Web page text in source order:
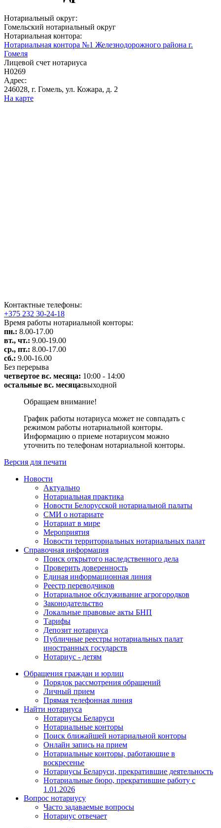
Нотариальный округ:
Гомельский нотариальный округ
Нотариальная контора:
Нотариальная контора №1 Железнодорожного района г.
Гомеля
Лицевой счет нотариуса
Н0269
Адрес:
246028, г. Гомель, ул. Кожара, д. 2
На карте
Контактные телефоны:
+375 232 30-24-18
Время работы нотариальной конторы:
пн.: 8.00-17.00
вт., чт.: 9.00-19.00
ср., пт.: 8.00-17.00
сб.: 9.00-16.00
Без перерыва
четвертое вс. месяца: 10:00 - 14:00
остальные вс. месяца:выходной
Обращаем внимание!
График работы нотариуса может не совпадать с
режимом работы нотариальной конторы.
Информацию о приеме нотариусом можно
уточнить по телефонам нотариальной конторы.
Версия для печати
Новости
Актуально
Нотариальная практика
Новости Белорусской нотариальной палаты
СМИ о нотариате
Нотариат в мире
Мероприятия
Новости территориальных нотариальных палат
Справочная информация
Поиск открытого наследственного дела
Проверить доверенность
Единая информационная линия
Реестр переводчиков
Нотариальное обслуживание агрогородков
Законодательство
Локальные правовые акты БНП
Тарифы
Депозит нотариуса
Публичные реестры нотариальных палат
иностранных государств
Нотариус - детям
Обращения граждан и юрлиц
Порядок рассмотрения обращений
Личный прием
Прямая телефонная линия
Найти нотариуса
Нотариусы Беларуси
Нотариальные конторы
Поиск ближайшей нотариальной конторы
Онлайн запись на прием
Нотариальные конторы, работающие в
воскресенье
Нотариусы Беларуси, прекратившие деятельность
Нотариальные бюро, прекратившие работу с
1.01.2026
Вопрос нотариусу
Часто задаваемые вопросы
Нотариус отвечает